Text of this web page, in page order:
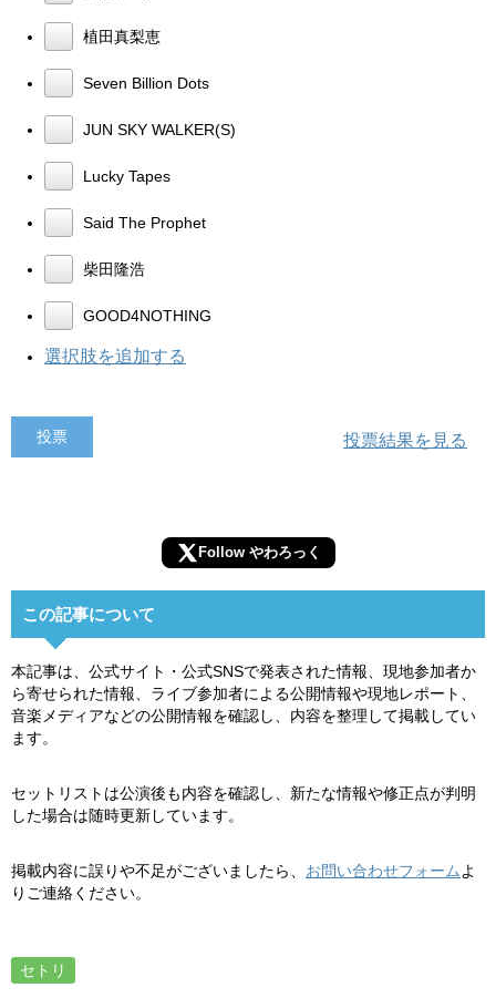
植田真梨恵
Seven Billion Dots
JUN SKY WALKER(S)
Lucky Tapes
Said The Prophet
柴田隆浩
GOOD4NOTHING
選択肢を追加する
投票結果を見る
Follow やわろっく
この記事について
本記事は、公式サイト・公式SNSで発表された情報、現地参加者か
ら寄せられた情報、ライブ参加者による公開情報や現地レポート、
音楽メディアなどの公開情報を確認し、内容を整理して掲載してい
ます。
セットリストは公演後も内容を確認し、新たな情報や修正点が判明
した場合は随時更新しています。
掲載内容に誤りや不足がございましたら、 お問い合わせフォーム よ
りご連絡ください。
セトリ